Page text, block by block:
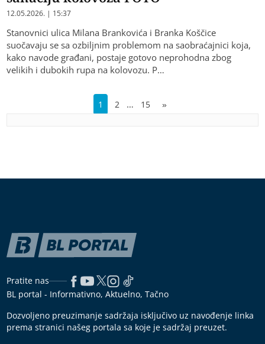
12.05.2026. | 15:37
Stanovnici ulica Milana Brankovića i Branka Koščice
suočavaju se sa ozbiljnim problemom na saobraćajnici koja,
kako navode građani, postaje gotovo neprohodna zbog
velikih i dubokih rupa na kolovozu. P…
1 2 … 15 »
Pratite nas
BL portal - Informativno, Aktuelno, Tačno
Dozvoljeno preuzimanje sadržaja isključivo uz navođenje linka
prema stranici našeg portala sa koje je sadržaj preuzet.